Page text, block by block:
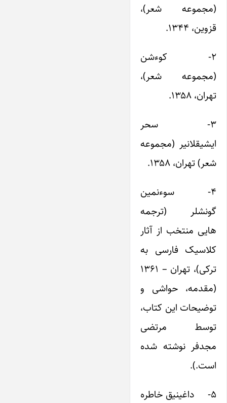
(مجموعه شعر)،
قزوین، ۱۳۴۴.
۲- کوءشن
(مجموعه شعر)،
تهران، ۱۳۵۸.
۳- سحر
ایشیقلانیر (مجموعه
شعر) تهران، ۱۳۵۸.
۴- سوءنمین
گونشلر (ترجمه
هایی منتخب از آثار
کلاسیک فارسی به
ترکی)، تهران – ۱۳۶۱
(مقدمه، حواشی و
توضیحات این کتاب،
توسط مرتضی
مجدفر نوشته شده
است.).
۵- داغینیق خاطره